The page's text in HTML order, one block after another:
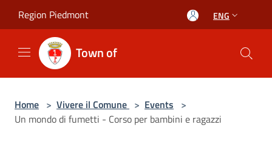
Region Piedmont ENG
Town of
Home > Vivere il Comune > Events >
Un mondo di fumetti - Corso per bambini e ragazzi